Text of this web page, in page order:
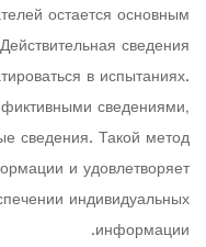
остается основным
сведения
в испытаниях.
сведениями,
сведения. Такой метод
и удовлетворяет
индивидуальных
информации.